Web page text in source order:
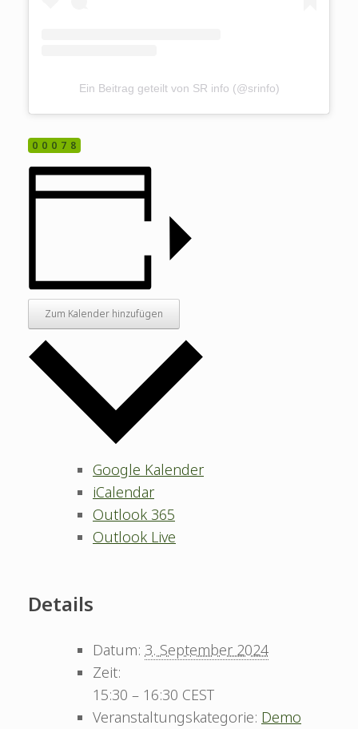
Ein Beitrag geteilt von SR info (@srinfo)
00078
Zum Kalender hinzufügen
Google Kalender
iCalendar
Outlook 365
Outlook Live
Details
Datum: 3. September 2024
Zeit:
15:30 – 16:30 CEST
Veranstaltungskategorie: Demo